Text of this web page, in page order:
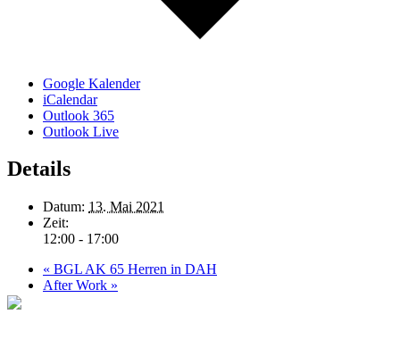
Google Kalender
iCalendar
Outlook 365
Outlook Live
Details
Datum: 13. Mai 2021
Zeit:
12:00 - 17:00
« BGL AK 65 Herren in DAH
After Work »